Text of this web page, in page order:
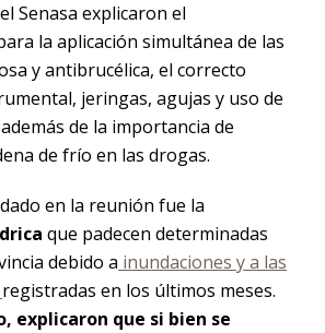
Senasa explicaron el
la aplicación simultánea de las
y antibrucélica, el correcto
jeringas, agujas y uso de
de la importancia de
de frío en las drogas.
en la reunión fue la
que padecen determinadas
debido a inundaciones y a las
registradas en los últimos meses.
explicaron que si bien se